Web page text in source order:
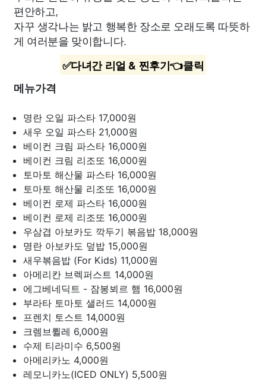
편안하고,
자꾸 생각나는 밝고 행복한 장소로 오래도록 따뜻하
게 여러분을 맞이합니다.
✅다녀간 리얼 & 찐후기👈클릭
메뉴가격
명란 오일 파스타 17,000원
새우 오일 파스타 21,000원
베이컨 크림 파스타 16,000원
베이컨 크림 리조또 16,000원
토마토 해산물 파스타 16,000원
토마토 해산물 리조또 16,000원
베이컨 로제 파스타 16,000원
베이컨 로제 리조또 16,000원
우삼겹 아보카도 깍두기 볶음밥 18,000원
명란 아보카도 덮밥 15,000원
새우볶음밥 (For Kids) 11,000원
아메리칸 브렉퍼스트 14,000원
에그베네딕트 - 잠봉뵈르 햄 16,000원
부라타 토마토 샐러드 14,000원
프렌치 토스트 14,000원
크렘브륄레 6,000원
수제 티라미수 6,500원
아메리카노 4,000원
레모니카노(ICED ONLY) 5,500원